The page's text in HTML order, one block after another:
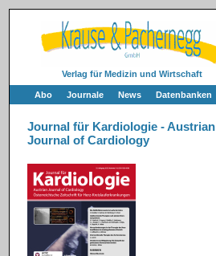
Verlag für Medizin und Wirtschaft
Abo Journale News Datenbanken
Journal für Kardiologie - Austrian
Journal of Cardiology